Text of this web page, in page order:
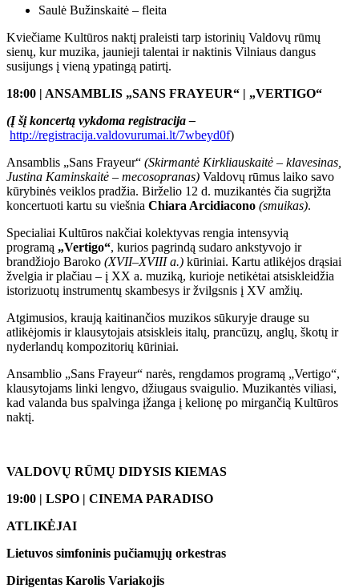
Saulė Bužinskaitė – fleita
Kviečiame Kultūros naktį praleisti tarp istorinių Valdovų rūmų
sienų, kur muzika, jaunieji talentai ir naktinis Vilniaus dangus
susijungs į vieną ypatingą patirtį.
18:00 | ANSAMBLIS „SANS FRAYEUR“ | „VERTIGO“
(Į šį koncertą vykdoma registracija –
http://registracija.valdovurumai.lt/7wbeyd0f)
Ansamblis „Sans Frayeur“ (Skirmantė Kirkliauskaitė – klavesinas,
Justina Kaminskaitė – mecosopranas) Valdovų rūmus laiko savo
kūrybinės veiklos pradžia. Birželio 12 d. muzikantės čia sugrįžta
koncertuoti kartu su viešnia Chiara Arcidiacono (smuikas).
Specialiai Kultūros nakčiai kolektyvas rengia intensyvią
programą „Vertigo“, kurios pagrindą sudaro ankstyvojo ir
brandžiojo Baroko (XVII–XVIII a.) kūriniai. Kartu atlikėjos drąsiai
žvelgia ir plačiau – į XX a. muziką, kurioje netikėtai atsiskleidžia
istorizuotų instrumentų skambesys ir žvilgsnis į XV amžių.
Atgimusios, kraują kaitinančios muzikos sūkuryje drauge su
atlikėjomis ir klausytojais atsiskleis italų, prancūzų, anglų, škotų ir
nyderlandų kompozitorių kūriniai.
Ansamblio „Sans Frayeur“ narės, rengdamos programą „Vertigo“,
klausytojams linki lengvo, džiugaus svaigulio. Muzikantės viliasi,
kad valanda bus spalvinga įžanga į kelionę po mirgančią Kultūros
naktį.
VALDOVŲ RŪMŲ DIDYSIS KIEMAS
19:00 | LSPO | CINEMA PARADISO
ATLIKĖJAI
Lietuvos simfoninis pučiamųjų orkestras
Dirigentas Karolis Variakojis